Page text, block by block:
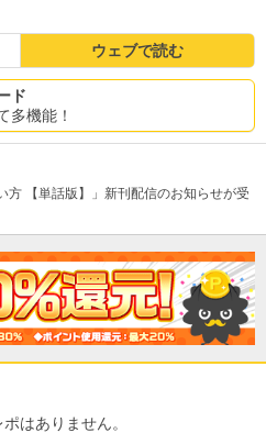
ウェブで読む
ド
多機能！
方 【単話版】」新刊配信のお知らせが受
はありません。